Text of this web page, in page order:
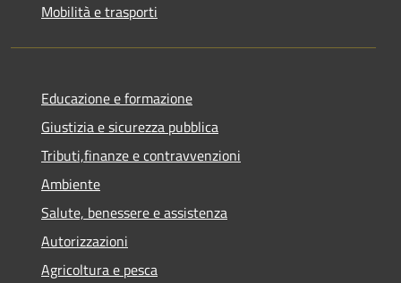
Mobilità e trasporti
Educazione e formazione
Giustizia e sicurezza pubblica
Tributi,finanze e contravvenzioni
Ambiente
Salute, benessere e assistenza
Autorizzazioni
Agricoltura e pesca